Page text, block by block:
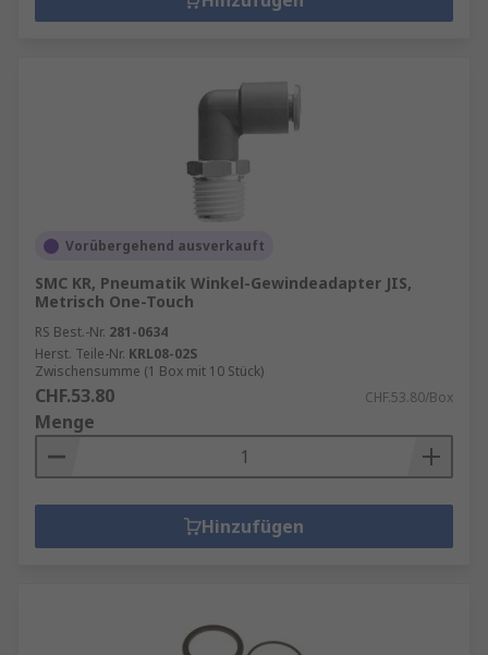
Vorübergehend ausverkauft
SMC KR, Pneumatik Winkel-Gewindeadapter JIS,
Metrisch One-Touch
RS Best.-Nr. 281-0634
Herst. Teile-Nr. KRL08-02S
Zwischensumme (1 Box mit 10 Stück)
CHF.53.80 CHF.53.80/Box
Menge
Hinzufügen